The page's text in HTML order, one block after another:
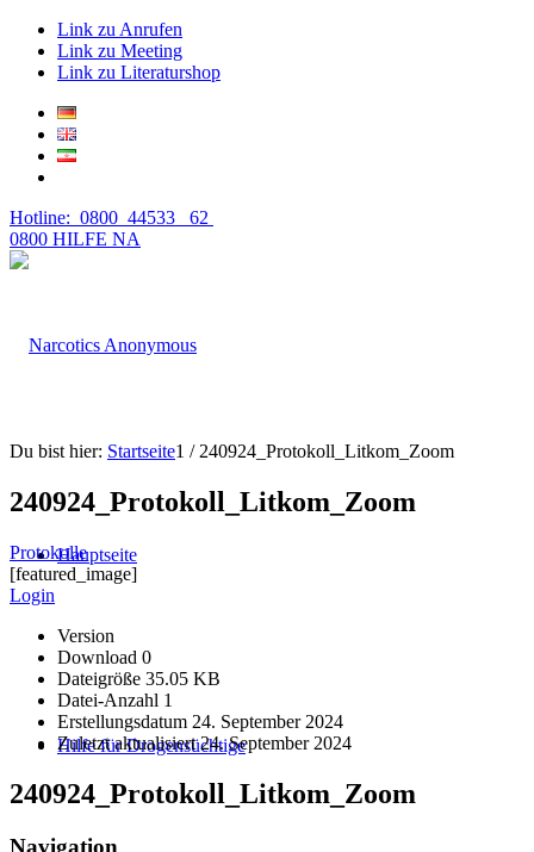
Link zu Anrufen
Link zu Meeting
Link zu Literaturshop
Hotline: 0800 44533 62
0800 HILFE NA
Hauptseite
Hilfe für Drogensüchtige
Du bist hier: Startseite1 / 240924_Protokoll_Litkom_Zoom
240924_Protokoll_Litkom_Zoom
Protokolle
[featured_image]
Login
Version
Download 0
Dateigröße 35.05 KB
Datei-Anzahl 1
Erstellungsdatum 24. September 2024
Zuletzt aktualisiert24. September 2024
240924_Protokoll_Litkom_Zoom
Navigation